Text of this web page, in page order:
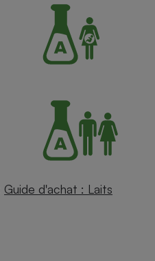
Guide d'achat : Laits
Complément
alimentaire
Assurance emprunteur
Banque
Petit électroménager -
Matelas
Mutuelle
Antimoustique